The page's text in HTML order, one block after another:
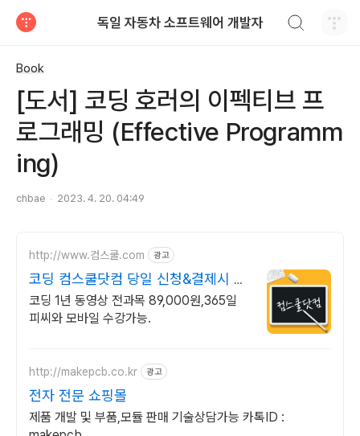
독일 자동차 소프트웨어 개발자
Book
[도서] 코딩 호러의 이펙티브 프
로그래밍 (Effective Programm
ing)
chbae 2023. 4. 20. 04:49
http://www.컴스쿨.com 광고
코딩 컴스쿨닷컴 당일 신청&결제시 기
프티콘!
코딩 1년 동영상 전과목 89,000원,365일
피씨와 모바일 수강가능.
http://makepcb.co.kr 광고
전자 전문 쇼핑몰
제품 개발 및 부품,모듈 판매 기술상담가능 카톡ID :